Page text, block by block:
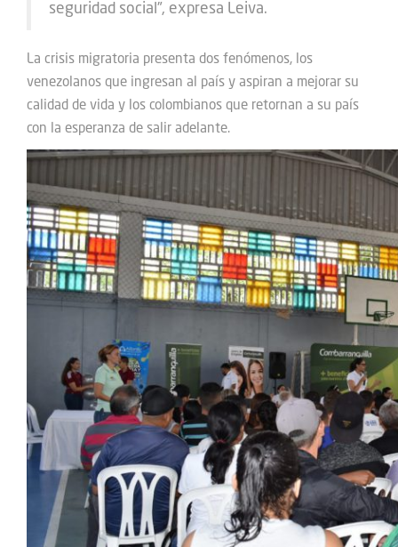
seguridad social”, expresa Leiva.
La crisis migratoria presenta dos fenómenos, los
venezolanos que ingresan al país y aspiran a mejorar su
calidad de vida y los colombianos que retornan a su país
con la esperanza de salir adelante.